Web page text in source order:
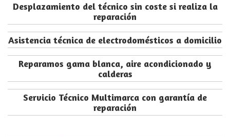
Desplazamiento del técnico sin coste si realiza la
reparación
Asistencia técnica de electrodomésticos a domicilio
Reparamos gama blanca, aire acondicionado y
calderas
Servicio Técnico Multimarca con garantía de
reparación